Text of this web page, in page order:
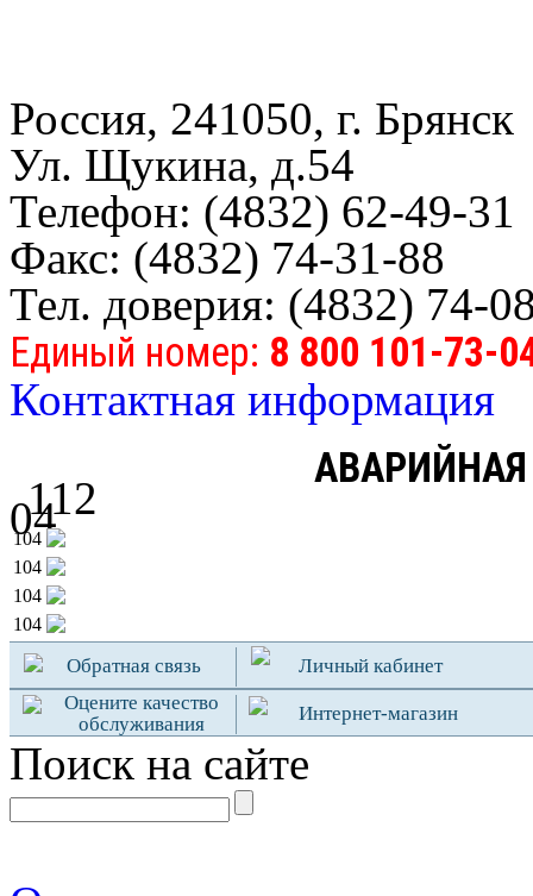
Россия, 241050, г. Брянск
Ул. Щукина, д.54
Телефон: (4832) 62-49-31
Факс: (4832) 74-31-88
Тел. доверия: (4832) 74-
Единый номер: 8 800 101-73-
Контактная информация
04
112
104
104
104
104
Обратная связь
Личный кабинет
Оцените качество
обслуживания
Интернет-магазин
Поиск на сайте